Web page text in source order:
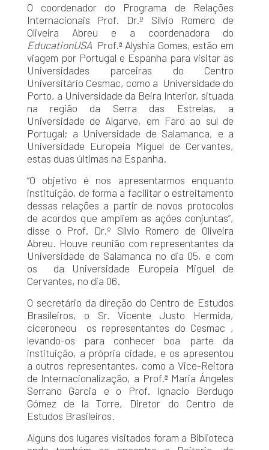
O coordenador do Programa de Relações
Internacionais Prof. Dr.º Sílvio Romero de
Oliveira Abreu e a coordenadora do
EducationUSA Prof.ª Alyshia Gomes, estão em
viagem por Portugal e Espanha para visitar as
Universidades parceiras do Centro
Universitário Cesmac, como a Universidade do
Porto, a Universidade da Beira Interior, situada
na região da Serra das Estrelas, a
Universidade de Algarve, em Faro ao sul de
Portugal; a Universidade de Salamanca, e a
Universidade Europeia Miguel de Cervantes,
estas duas últimas na Espanha.
“O objetivo é nos apresentarmos enquanto
instituição, de forma a facilitar o estreitamento
dessas relações a partir de novos protocolos
de acordos que ampliem as ações conjuntas”,
disse o Prof. Dr.º Sílvio Romero de Oliveira
Abreu. Houve reunião com representantes da
Universidade de Salamanca no dia 05, e com
os da Universidade Europeia Miguel de
Cervantes, no dia 06.
O secretário da direção do Centro de Estudos
Brasileiros, o Sr. Vicente Justo Hermida,
ciceroneou os representantes do Cesmac ,
levando-os para conhecer boa parte da
instituição, a própria cidade, e os apresentou
a outros representantes, como a Vice-Reitora
de Internacionalização, a Prof.ª Maria Ángeles
Serrano Garcia e o Prof. Ignacio Berdugo
Gómez de la Torre, Diretor do Centro de
Estudos Brasileiros.
Alguns dos lugares visitados foram a Biblioteca